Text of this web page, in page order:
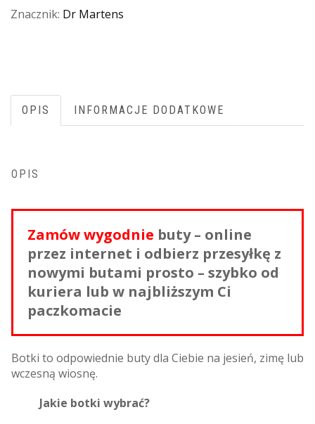
Znacznik: Dr Martens
OPIS INFORMACJE DODATKOWE
OPIS
Zamów wygodnie buty – online
przez internet i odbierz przesyłkę z
nowymi butami prosto – szybko od
kuriera lub w najbliższym Ci
paczkomacie
Botki to odpowiednie buty dla Ciebie na jesień, zimę lub
wczesną wiosnę.
Jakie botki wybrać?